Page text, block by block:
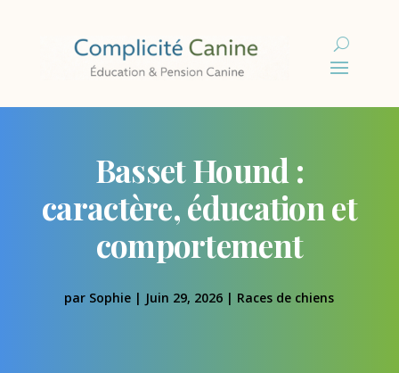
Basset Hound :
caractère, éducation et
comportement
par Sophie | Juin 29, 2026 | Races de chiens